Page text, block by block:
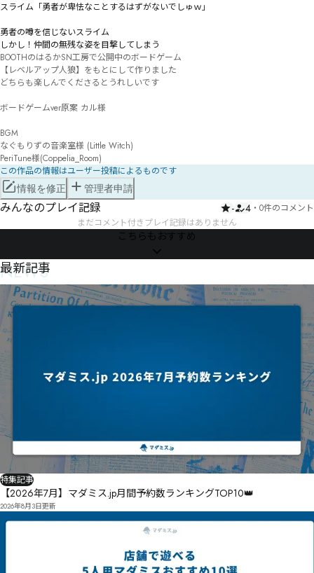
スライム「勇者が卑怯なことするはずがないでしゅｗ」
勇者の噂を信じないスライム
しかし！仲間の無残な姿を目撃してしまう
BOOTHのはるかSN工房で公開中のボードゲーム
【レベルアップ人狼】をもとにして作りました
どちらも楽しんでくださるとうれしいです
ボードゲームver原案 カル様
BGM
なぐもりずの音楽室様 (Little Witch)
PeriTune様(Coppelia_Room)
この作品の情報はユーザー投稿によるものです
情報を修正 管理者申請
みんなのプレイ記録 - 4 ・ 0件のコメント
まだコメント付きプレイ記録はありません
こちらもおすすめ
NEWS
最新記事
特集記事
【2026年7月】マダミス.jp月間予約数ランキングTOP10👑
2026年8月3日更新